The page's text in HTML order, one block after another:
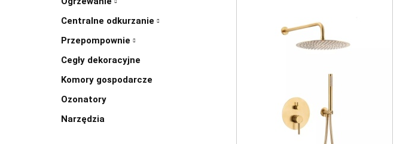
Centralne odkurzanie
Przepompownie
Cegły dekoracyjne
Komory gospodarcze
Ozonatory
Narzędzia